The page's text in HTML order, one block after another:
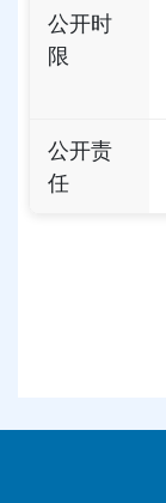
公开时
限
公开责
任